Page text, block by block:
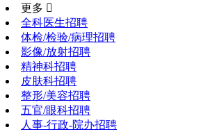
更多 
全科医生招聘
体检/检验/病理招聘
影像/放射招聘
精神科招聘
皮肤科招聘
整形/美容招聘
五官/眼科招聘
人事-行政-院办招聘